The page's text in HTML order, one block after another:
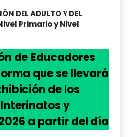
DEL ADULTO Y DEL
Nivel Primario y Nivel
de Educadores
que se llevará
de los
y
a partir del día